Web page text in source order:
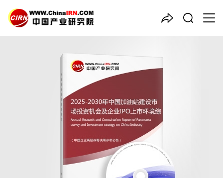
中国产业咨询领导者
设市场投资机会及企业IPO上
市环境综合评估报告
品质保障，一年免费更新维护
报告编号：1915134
出版日期：2025年1月
《2025-2030年中国加油站建设市场投资机会及企业IPO上市环境
综合评估报告》由中研普华加油站建设行业分析专家领衔撰写，主
要分析了加油站建设行业的市场规模、发展现状与投资前景，同时
对加油站建设行业的未来发展做出科学的趋势预测和专业的加油站
建设行业数据分析，帮助客户评估加油站建设行业投资价值。